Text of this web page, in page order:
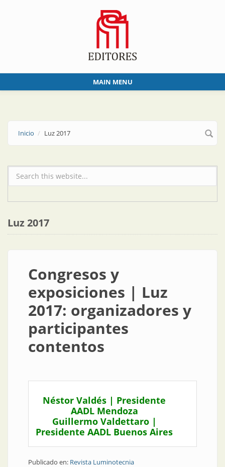
MAIN MENU
Inicio Luz 2017
Formulario de búsqueda
Luz 2017
Congresos y
exposiciones | Luz
2017: organizadores y
participantes
contentos
Néstor Valdés | Presidente
AADL Mendoza
Guillermo Valdettaro |
Presidente AADL Buenos Aires
Publicado en: Revista Luminotecnia